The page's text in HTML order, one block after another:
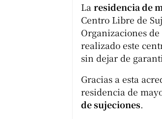
La residencia de
Centro Libre de
Organizaciones
realizado este
sin dejar de
Gracias a esta
residencia de
de sujeciones.